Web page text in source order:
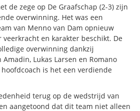
de zege op De Graafschap (2-3) zijn
overwinning. Het was een
van Menno van Dam opnieuw
en karakter beschikt. De
overwinning dankzij
Lukas Larsen en Romano
hoofdcoach is het een verdiende
terug op de wedstrijd van
aangetoond dat dit team niet alleen